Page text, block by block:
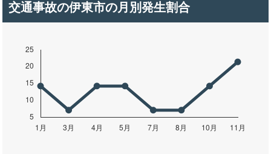
交通事故の伊東市の月別発生割合